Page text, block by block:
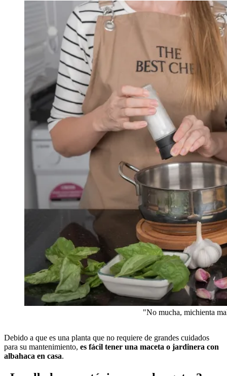
"No mucha, michienta
Debido a que es una planta que no requiere de grandes cuidados
para su mantenimiento, es fácil tener una maceta o jardinera con
albahaca en casa.